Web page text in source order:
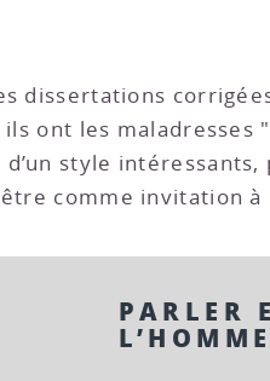
dissertations
ont les
style
comme invitation à
PARLER